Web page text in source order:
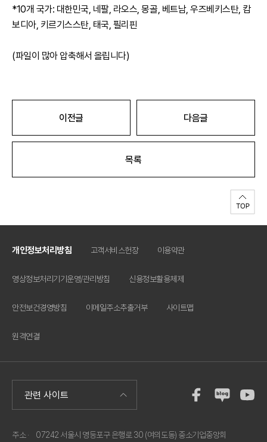
*10개 국가: 대한민국, 네팔, 라오스, 몽골, 베트남, 우즈베키스탄, 캄
보디아, 키르기스스탄, 태국, 필리핀
(파일이 많아 압축해서 올립니다)
이전글 다음글
목록
개인정보처리방침 고객서비스헌장 이용약관
영상정보처리기기운영/관리방침 신용정보활용체제
안전보건경영방침 이메일주소추출거부 사이트맵
원격연결
주소 · 07242 서울시 영등포구 은행로 30 (여의도동) 중소기업중앙회